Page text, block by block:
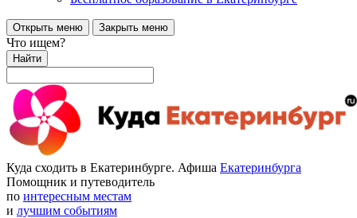
Открыть меню Закрыть меню
Что ищем?
Найти
Куда сходить в Екатеринбурге. Афиша Екатеринбурга
Помощник и путеводитель
по интересным местам
и лучшим событиям